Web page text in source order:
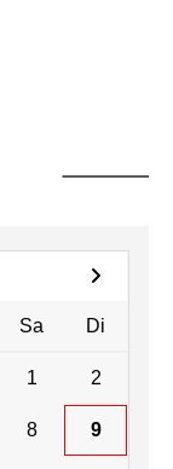
Sa Di
1 2
8 9